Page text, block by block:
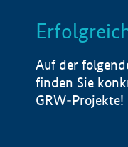
LISTE
Auf der
finden Sie
GRW-Projekte!